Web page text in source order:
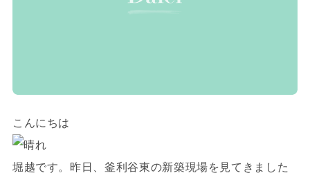
こんにちは
堀越です。昨日、釜利谷東の新築現場を見てきました